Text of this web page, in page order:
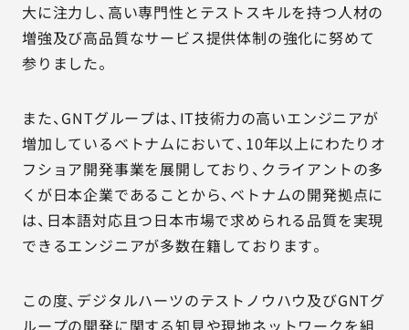
大に注力し、高い専門性とテストスキルを持つ人材の
増強及び高品質なサービス提供体制の強化に努めて
参りました。
また、GNTグループは、IT技術力の高いエンジニアが
増加しているベトナムにおいて、10年以上にわたりオ
フショア開発事業を展開しており、クライアントの多
くが日本企業であることから、ベトナムの開発拠点に
は、日本語対応且つ日本市場で求められる品質を実現
できるエンジニアが多数在籍しております。
この度、デジタルハーツのテストノウハウ及びGNTグ
ループの開発に関する知見や現地ネットワークを組